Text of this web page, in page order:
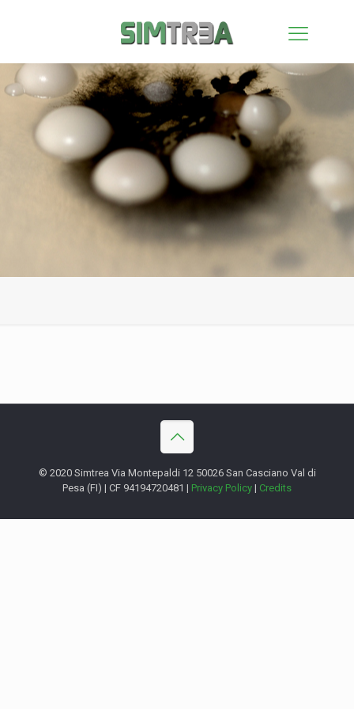
© 2020 Simtrea Via Montepaldi 12 50026 San Casciano Val di
Pesa (FI) | CF 94194720481 | Privacy Policy | Credits